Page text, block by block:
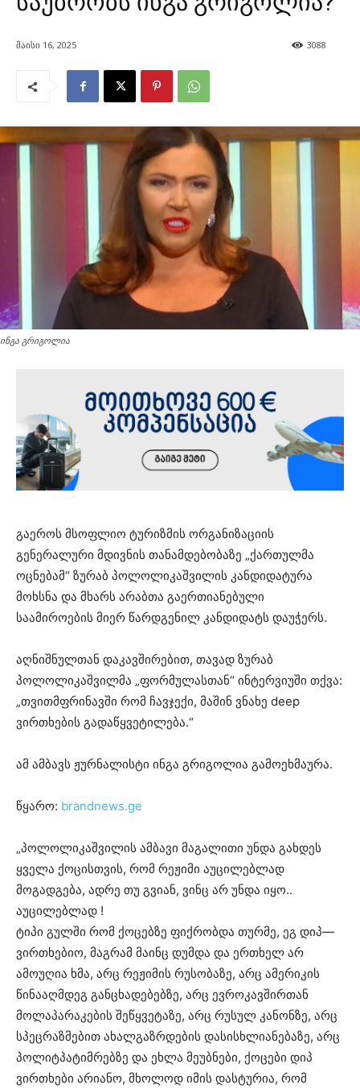
მაისი 16, 2025 3088
ინგა გრიგოლია
გაეროს მსოფლიო ტურიზმის ორგანიზაციის
გენერალური მდივნის თანამდებობაზე „ქართულმა
ოცნებამ“ ზურაბ პოლოლიკაშვილის კანდიდატურა
მოხსნა და მხარს არაბთა გაერთიანებული
საამიროების მიერ წარდგენილ კანდიდატს დაუჭერს.
აღნიშნულთან დაკავშირებით, თავად ზურაბ
პოლოლიკაშვილმა „ფორმულასთან“ ინტერვიუში თქვა:
„თვითმფრინავში რომ ჩავჯექი, მაშინ ვნახე deep
ვირთხების გადაწყვეტილება.“
ამ ამბავს ჟურნალისტი ინგა გრიგოლია გამოეხმაურა.
წყარო: brandnews.ge
„პოლოლიკაშვილის ამბავი მაგალითი უნდა გახდეს
ყველა ქოცისთვის, რომ რეჟიმი აუცილებლად
მოგადგება, ადრე თუ გვიან, ვინც არ უნდა იყო..
აუცილებლად !
ტიპი გულში რომ ქოცებზე ფიქრობდა თურმე, ეგ დიპ—
ვირთხებიო, მაგრამ მაინც დუმდა და ერთხელ არ
ამოუღია ხმა, არც რეჟიმის რუსობაზე, არც ამერიკის
წინააღმდეგ განცხადებებზე, არც ევროკავშირთან
მოლაპარაკების შეწყვეტაზე, არც რუსულ კანონზე, არც
სპეცრაზმებით ახალგაზრდების დასისხლიანებაზე, არც
პოლიტპატიმრებზე და ეხლა მეუბნები, ქოცები დიპ
ვირთხები არიანო, მხოლოდ იმის დასტურია, რომ